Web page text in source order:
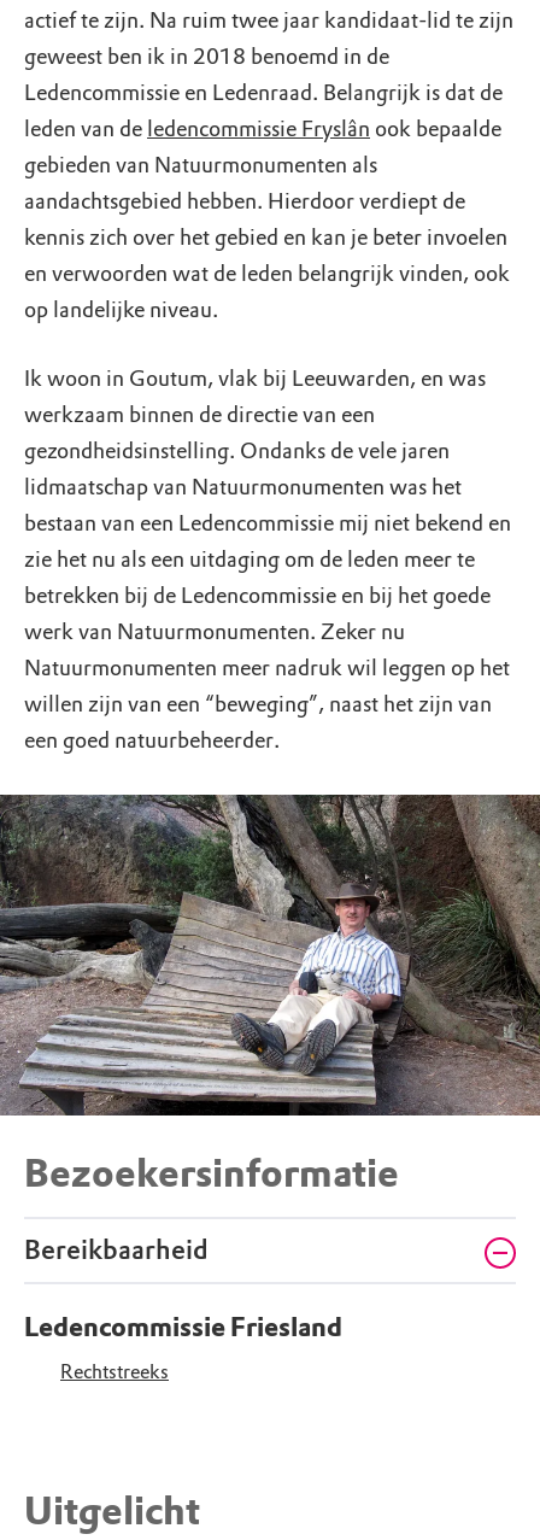
actief te zijn. Na ruim twee jaar kandidaat-lid te zijn
geweest ben ik in 2018 benoemd in de
Ledencommissie en Ledenraad. Belangrijk is dat de
leden van de ledencommissie Fryslân ook bepaalde
gebieden van Natuurmonumenten als
aandachtsgebied hebben. Hierdoor verdiept de
kennis zich over het gebied en kan je beter invoelen
en verwoorden wat de leden belangrijk vinden, ook
op landelijke niveau.
Ik woon in Goutum, vlak bij Leeuwarden, en was
werkzaam binnen de directie van een
gezondheidsinstelling. Ondanks de vele jaren
lidmaatschap van Natuurmonumenten was het
bestaan van een Ledencommissie mij niet bekend en
zie het nu als een uitdaging om de leden meer te
betrekken bij de Ledencommissie en bij het goede
werk van Natuurmonumenten. Zeker nu
Natuurmonumenten meer nadruk wil leggen op het
willen zijn van een “beweging”, naast het zijn van
een goed natuurbeheerder.
Bezoekersinformatie
Bereikbaarheid
Ledencommissie Friesland
Rechtstreeks
Uitgelicht